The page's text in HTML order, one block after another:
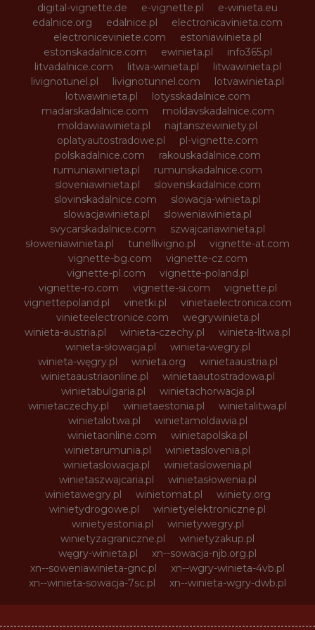
digital-vignette.de
e-vignette.pl
e-winieta.eu
edalnice.org
edalnice.pl
electronicavinieta.com
electroniceviniete.com
estoniawinieta.pl
estonskadalnice.com
ewinieta.pl
info365.pl
litvadalnice.com
litwa-winieta.pl
litwawinieta.pl
livignotunel.pl
livignotunnel.com
lotvawinieta.pl
lotwawinieta.pl
lotysskadalnice.com
madarskadalnice.com
moldavskadalnice.com
moldawiawinieta.pl
najtanszewiniety.pl
oplatyautostradowe.pl
pl-vignette.com
polskadalnice.com
rakouskadalnice.com
rumuniawinieta.pl
rumunskadalnice.com
sloveniawinieta.pl
slovenskadalnice.com
slovinskadalnice.com
slowacja-winieta.pl
slowacjawinieta.pl
sloweniawinieta.pl
svycarskadalnice.com
szwajcariawinieta.pl
słoweniawinieta.pl
tunellivigno.pl
vignette-at.com
vignette-bg.com
vignette-cz.com
vignette-pl.com
vignette-poland.pl
vignette-ro.com
vignette-si.com
vignette.pl
vignettepoland.pl
vinetki.pl
vinietaelectronica.com
vinieteelectronice.com
wegrywinieta.pl
winieta-austria.pl
winieta-czechy.pl
winieta-litwa.pl
winieta-słowacja.pl
winieta-wegry.pl
winieta-węgry.pl
winieta.org
winietaaustria.pl
winietaaustriaonline.pl
winietaautostradowa.pl
winietabulgaria.pl
winietachorwacja.pl
winietaczechy.pl
winietaestonia.pl
winietalitwa.pl
winietalotwa.pl
winietamoldawia.pl
winietaonline.com
winietapolska.pl
winietarumunia.pl
winietaslovenia.pl
winietaslowacja.pl
winietaslowenia.pl
winietaszwajcaria.pl
winietasłowenia.pl
winietawegry.pl
winietomat.pl
winiety.org
winietydrogowe.pl
winietyelektroniczne.pl
winietyestonia.pl
winietywegry.pl
winietyzagraniczne.pl
winietyzakup.pl
węgry-winieta.pl
xn--sowacja-njb.org.pl
xn--soweniawinieta-gnc.pl
xn--wgry-winieta-4vb.pl
xn--winieta-sowacja-7sc.pl
xn--winieta-wgry-dwb.pl